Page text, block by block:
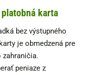
karta
bez výstupného
je obmedzená pre
zahraničia.
peniaze z